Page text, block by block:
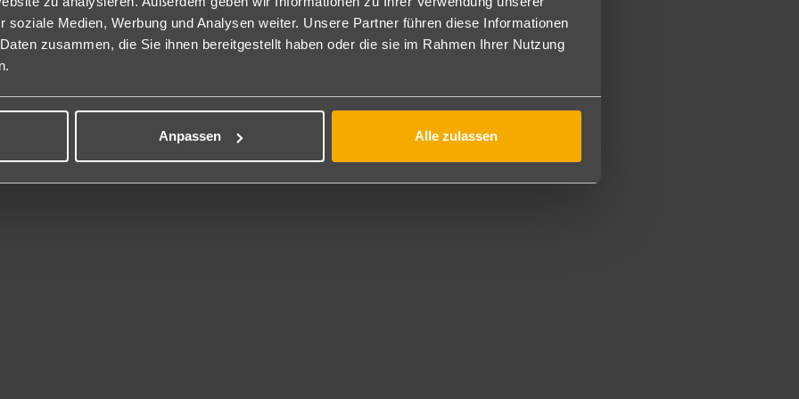
soziale Medien, Werbung und Analysen weiter. Unsere Partner führen diese Informationen
zusammen, die Sie ihnen bereitgestellt haben oder die sie im Rahmen Ihrer Nutzung
Anpassen Alle zulassen
Menüwahl oder Buffet
mit Salat- und Suppenbuffet. Abwechselnd 1 mal in der Woche Süßigkeitenbuffet, Candlelight-Dinner, Spezialitätenabend
Pustertaler Gerichten und einem Empfangscocktail.